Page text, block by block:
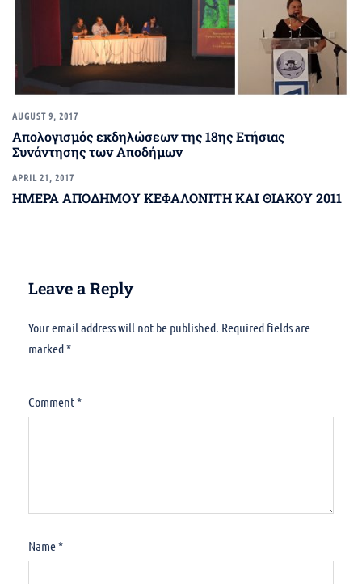
AUGUST 9, 2017
Απολογισμός εκδηλώσεων της 18ης Ετήσιας
Συνάντησης των Αποδήμων
APRIL 21, 2017
ΗΜΕΡΑ ΑΠΟΔΗΜΟΥ ΚΕΦΑΛΟΝΙΤΗ ΚΑΙ ΘΙΑΚΟΥ 2011
Leave a Reply
Your email address will not be published. Required fields are
marked*
Comment*
Name*
Alternative: